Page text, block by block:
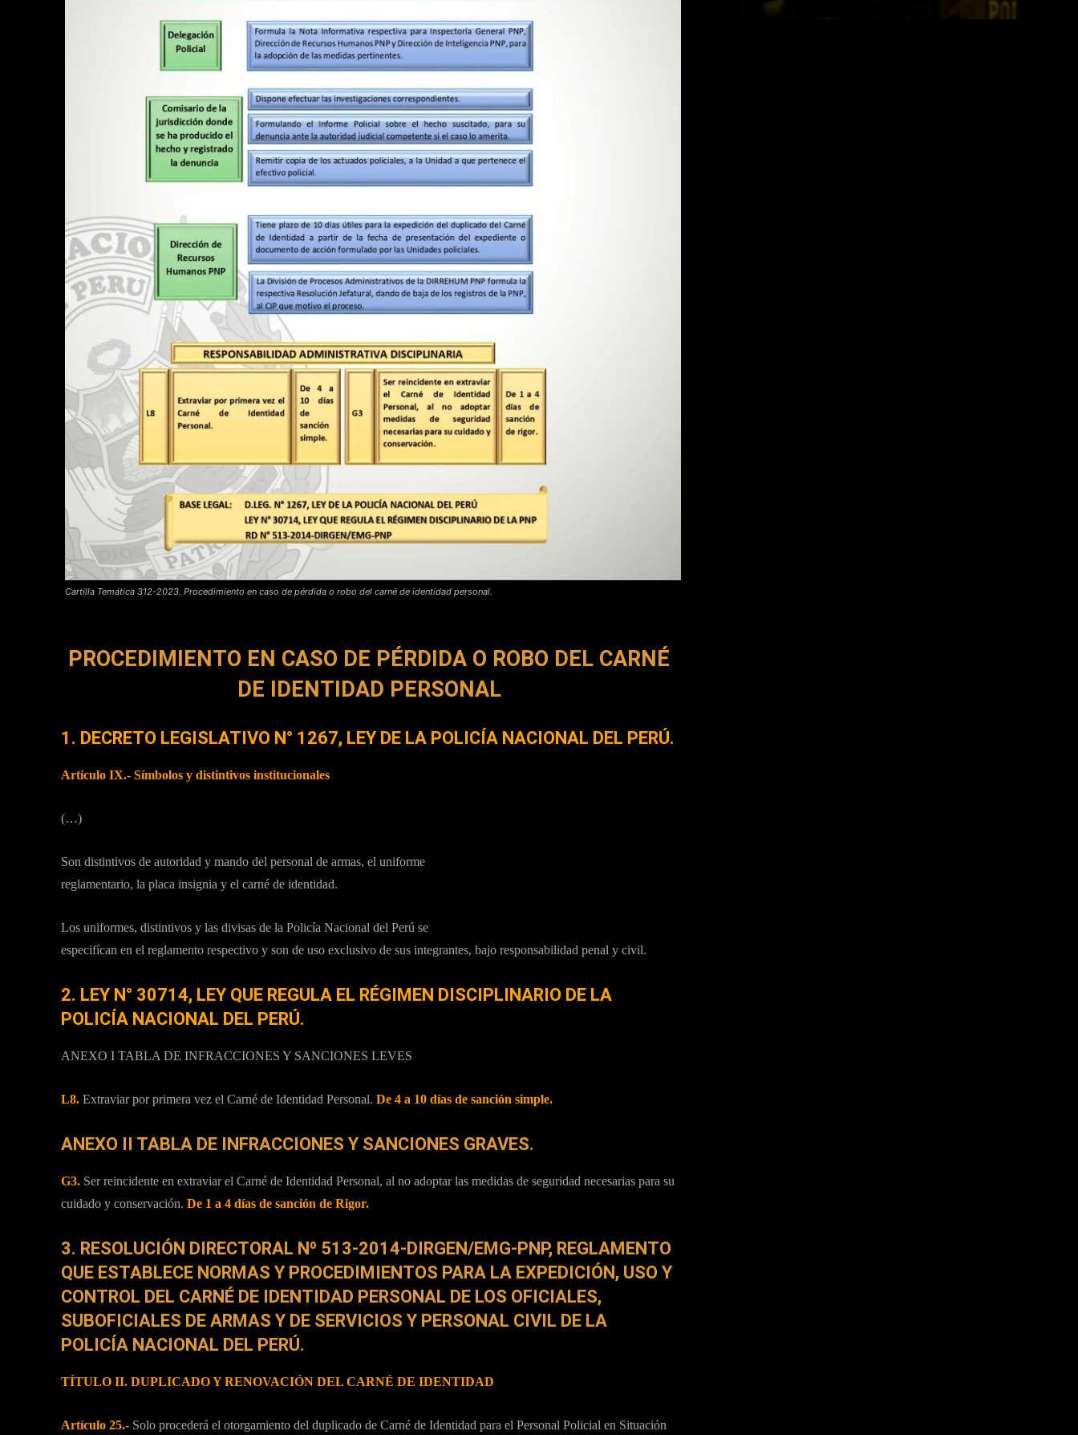
Cartilla Temática 312-2023. Procedimiento en caso de pérdida o robo del carné de identidad personal.
PROCEDIMIENTO EN CASO DE PÉRDIDA O ROBO DEL CARNÉ
DE IDENTIDAD PERSONAL
1. DECRETO LEGISLATIVO N° 1267, LEY DE LA POLICÍA NACIONAL DEL PERÚ.
Artículo IX.- Símbolos y distintivos institucionales
(…)
Son distintivos de autoridad y mando del personal de armas, el uniforme
reglamentario, la placa insignia y el carné de identidad.
Los uniformes, distintivos y las divisas de la Policía Nacional del Perú se
especifícan en el reglamento respectivo y son de uso exclusivo de sus integrantes, bajo responsabilidad penal y civil.
2. LEY N° 30714, LEY QUE REGULA EL RÉGIMEN DISCIPLINARIO DE LA
POLICÍA NACIONAL DEL PERÚ.
ANEXO I TABLA DE INFRACCIONES Y SANCIONES LEVES
L8. Extraviar por primera vez el Carné de Identidad Personal. De 4 a 10 días de sanción simple.
ANEXO II TABLA DE INFRACCIONES Y SANCIONES GRAVES.
G3. Ser reincidente en extraviar el Carné de Identidad Personal, al no adoptar las medidas de seguridad necesarias para su
cuidado y conservación. De 1 a 4 días de sanción de Rigor.
3. RESOLUCIÓN DIRECTORAL Nº 513-2014-DIRGEN/EMG-PNP, REGLAMENTO
QUE ESTABLECE NORMAS Y PROCEDIMIENTOS PARA LA EXPEDICIÓN, USO Y
CONTROL DEL CARNÉ DE IDENTIDAD PERSONAL DE LOS OFICIALES,
SUBOFICIALES DE ARMAS Y DE SERVICIOS Y PERSONAL CIVIL DE LA
POLICÍA NACIONAL DEL PERÚ.
TÍTULO II. DUPLICADO Y RENOVACIÓN DEL CARNÉ DE IDENTIDAD
Artículo 25.- Solo procederá el otorgamiento del duplicado de Carné de Identidad para el Personal Policial en Situación